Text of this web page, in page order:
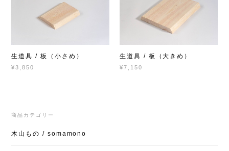
生道具 / 板（小さめ）
¥3,850
生道具 / 板（大きめ）
¥7,150
商品カテゴリー
木山もの / somamono